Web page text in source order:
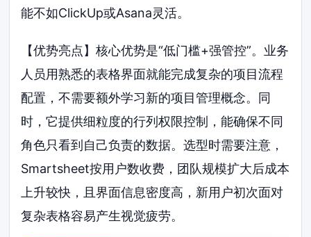
能不如ClickUp或Asana灵活。
【优势亮点】核心优势是“低门槛+强管控”。业务
人员用熟悉的表格界面就能完成复杂的项目流程
配置，不需要额外学习新的项目管理概念。同
时，它提供细粒度的行列权限控制，能确保不同
角色只看到自己负责的数据。选型时需要注意，
Smartsheet按用户数收费，团队规模扩大后成本
上升较快，且界面信息密度高，新用户初次面对
复杂表格容易产生视觉疲劳。